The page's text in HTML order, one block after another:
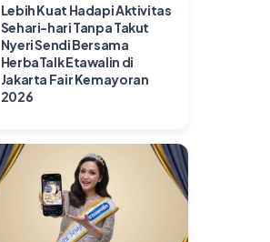
Lebih Kuat Hadapi Aktivitas
Sehari-hari Tanpa Takut
Nyeri Sendi Bersama
HerbaTalk Etawalin di
Jakarta Fair Kemayoran
2026